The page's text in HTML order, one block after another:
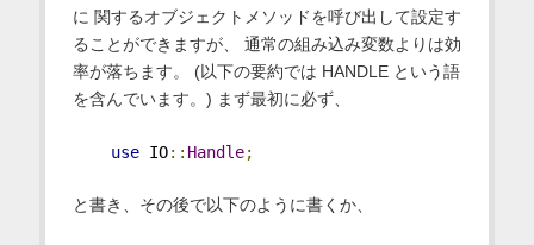
に 関するオブジェクトメソッドを呼び出して設定す
ることができますが、 通常の組み込み変数よりは効
率が落ちます。 (以下の要約では HANDLE という語
を含んでいます。) まず最初に必ず、
use IO:: Handle;
と書き、その後で以下のように書くか、